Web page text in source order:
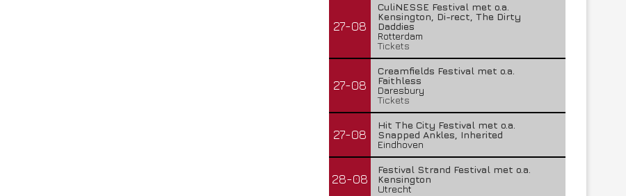
27-08
CuliNESSE Festival met o.a.
Kensington, Di-rect, The Dirty
Daddies
Rotterdam
Tickets
27-08
Creamfields Festival met o.a.
Faithless
Daresbury
Tickets
27-08
Hit The City Festival met o.a.
Snapped Ankles, Inherited
Eindhoven
28-08
Festival Strand Festival met o.a.
Kensington
Utrecht